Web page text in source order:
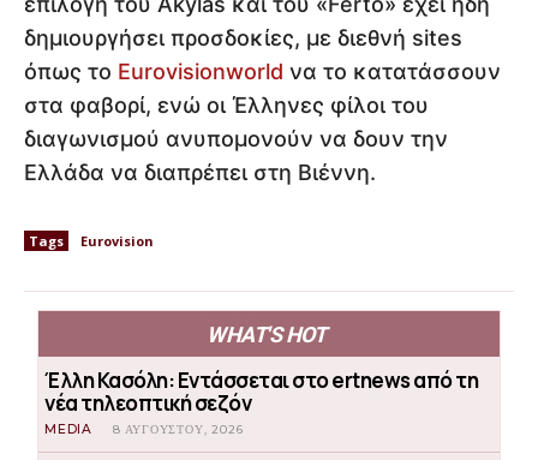
δημιουργήσει προσδοκίες, με διεθνή sites
όπως το Eurovisionworld να το κατατάσσουν
στα φαβορί, ενώ οι Έλληνες φίλοι του
διαγωνισμού ανυπομονούν να δουν την
Ελλάδα να διαπρέπει στη Βιέννη.
Tags Eurovision
WHAT'S HOT
Έλλη Κασόλη: Εντάσσεται στο ertnews από τη
νέα τηλεοπτική σεζόν
MEDIA 8 ΑΥΓΟΎΣΤΟΥ, 2026